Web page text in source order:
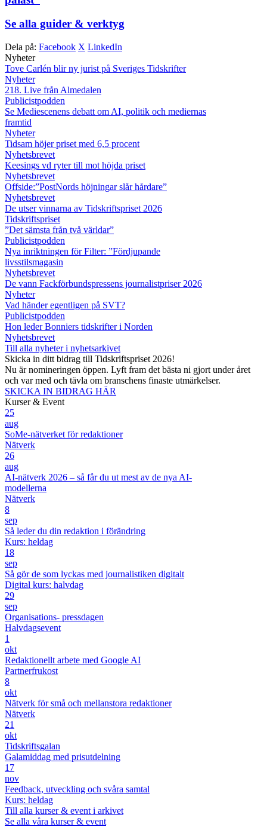
Se alla guider & verktyg
Dela på: Facebook X LinkedIn
Nyheter
Tove Carlén blir ny jurist på Sveriges Tidskrifter
Nyheter
218. Live från Almedalen
Publicistpodden
Se Mediescenens debatt om AI, politik och mediernas
framtid
Nyheter
Tidsam höjer priset med 6,5 procent
Nyhetsbrevet
Keesings vd ryter till mot höjda priset
Nyhetsbrevet
Offside:”PostNords höjningar slår hårdare”
Nyhetsbrevet
De utser vinnarna av Tidskriftspriset 2026
Tidskriftspriset
”Det sämsta från två världar”
Publicistpodden
Nya inriktningen för Filter: ”Fördjupande
livsstilsmagasin
Nyhetsbrevet
De vann Fackförbundspressens journalistpriser 2026
Nyheter
Vad händer egentligen på SVT?
Publicistpodden
Hon leder Bonniers tidskrifter i Norden
Nyhetsbrevet
Till alla nyheter i nyhetsarkivet
Skicka in ditt bidrag till Tidskriftspriset 2026!
Nu är nomineringen öppen. Lyft fram det bästa ni gjort under året
och var med och tävla om branschens finaste utmärkelser.
SKICKA IN BIDRAG HÄR
Kurser & Event
25
aug
SoMe-nätverket för redaktioner
Nätverk
26
aug
AI-nätverk 2026 – så får du ut mest av de nya AI-
modellerna
Nätverk
8
sep
Så leder du din redaktion i förändring
Kurs: heldag
18
sep
Så gör de som lyckas med journalistiken digitalt
Digital kurs: halvdag
29
sep
Organisations- pressdagen
Halvdagsevent
1
okt
Redaktionellt arbete med Google AI
Partnerfrukost
8
okt
Nätverk för små och mellanstora redaktioner
Nätverk
21
okt
Tidskriftsgalan
Galamiddag med prisutdelning
17
nov
Feedback, utveckling och svåra samtal
Kurs: heldag
Till alla kurser & event i arkivet
Se alla våra kurser & event